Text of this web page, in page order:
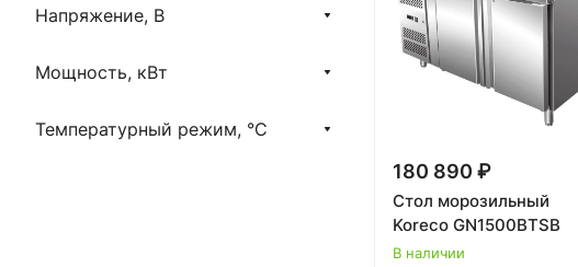
180 890 ₽
Стол морозильный
Koreco GN1500BTSB
В наличии
Gastrorag
Напряжение, В
Мощность, кВт
Температурный режим, °C